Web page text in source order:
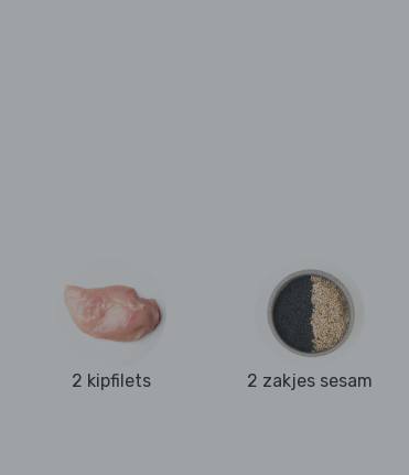
2 kipfilets 2 zakjes sesam